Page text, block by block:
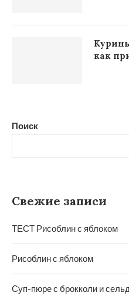
Поиск
Свежие записи
ТЕСТ Рисоблин с яблоком
Рисоблин с яблоком
Суп-пюре с брокколи и
как